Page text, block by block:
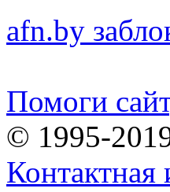
afn.by
Помоги
© 1995-